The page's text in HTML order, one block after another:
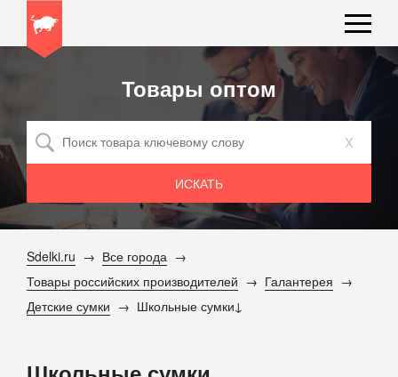
Товары оптом
x
Sdelki.ru
Все города
Товары российских производителей
Галантерея
Детские сумки
Школьные сумки